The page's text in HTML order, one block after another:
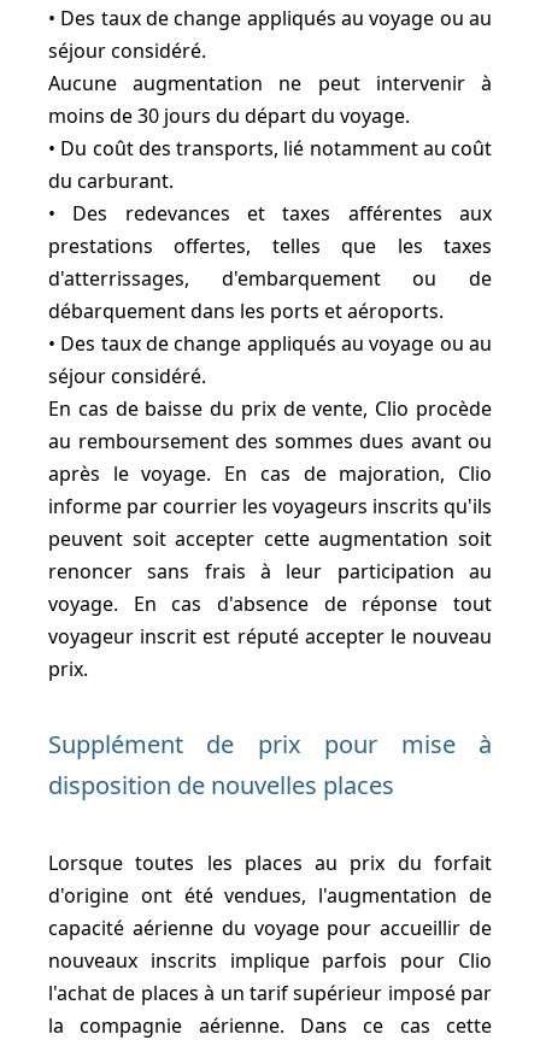
• Des taux de change appliqués au voyage ou au
séjour considéré.
Aucune augmentation ne peut intervenir à
moins de 30 jours du départ du voyage.
• Du coût des transports, lié notamment au coût
du carburant.
• Des redevances et taxes afférentes aux
prestations offertes, telles que les taxes
d'atterrissages, d'embarquement ou de
débarquement dans les ports et aéroports.
• Des taux de change appliqués au voyage ou au
séjour considéré.
En cas de baisse du prix de vente, Clio procède
au remboursement des sommes dues avant ou
après le voyage. En cas de majoration, Clio
informe par courrier les voyageurs inscrits qu'ils
peuvent soit accepter cette augmentation soit
renoncer sans frais à leur participation au
voyage. En cas d'absence de réponse tout
voyageur inscrit est réputé accepter le nouveau
prix.
Supplément de prix pour mise à
disposition de nouvelles places
Lorsque toutes les places au prix du forfait
d'origine ont été vendues, l'augmentation de
capacité aérienne du voyage pour accueillir de
nouveaux inscrits implique parfois pour Clio
l'achat de places à un tarif supérieur imposé par
la compagnie aérienne. Dans ce cas cette